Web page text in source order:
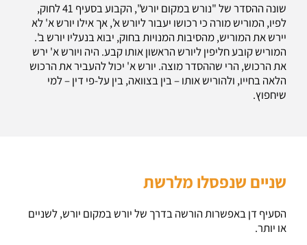
שונה ההסדר של "נורש במקום יורש", הקבוע בסעיף 41 לחוק,
לפיו, המוריש מורה כי רכושו יעבור ליורש א', אך אילו יורש א' לא
יירש את המוריש, מהסיבות המנויות בחוק, יבוא בנעליו יורש ב'.
המוריש קובע חליפין ליורש הראשון אותו קבע. היה ויורש א' ירש
את הרכוש, הרי שההסדר מוצה. יורש א' יכול להעביר את הרכוש
הלאה בחייו, ולהוריש אותו – בין בצוואה, בין על-פי דין – למי
שיחפוץ.
שניים שנפסלו מלרשת
הסעיף דן באפשרות הורשה בדרך של יורש במקום יורש, לשניים
או יותר.